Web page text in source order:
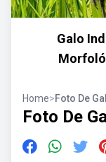
Galo
Home>Foto De
Foto De